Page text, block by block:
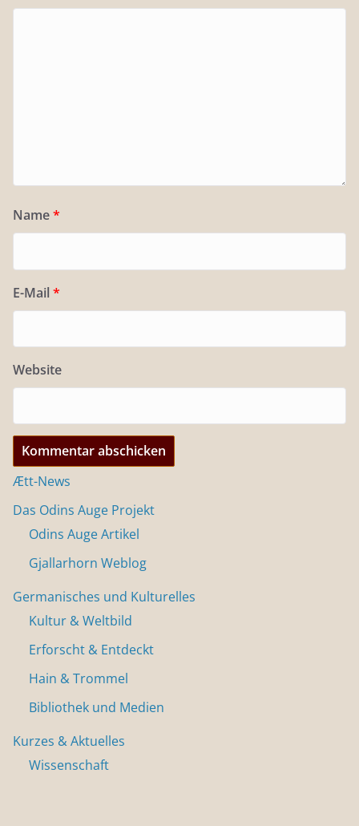
Name*
E-Mail *
Website
Ætt-News
Das Odins Auge Projekt
Odins Auge Artikel
Gjallarhorn Weblog
Germanisches und Kulturelles
Kultur & Weltbild
Erforscht & Entdeckt
Hain & Trommel
Bibliothek und Medien
Kurzes & Aktuelles
Wissenschaft